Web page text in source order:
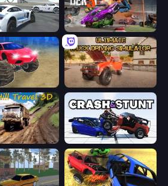
Demolition Derby 3
Ultimate Truck Driving Simulator 2020
3D Crash & Stunt